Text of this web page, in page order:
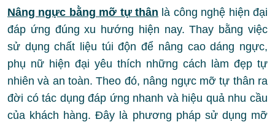
Nâng ngực bằng mỡ tự thân là công nghệ hiện đại
đáp ứng đúng xu hướng hiện nay. Thay bằng việc
sử dụng chất liệu túi độn để nâng cao dáng ngực,
phụ nữ hiện đại yêu thích những cách làm đẹp tự
nhiên và an toàn. Theo đó, nâng ngực mỡ tự thân ra
đời có tác dụng đáp ứng nhanh và hiệu quả nhu cầu
của khách hàng. Đây là phương pháp sử dụng mỡ